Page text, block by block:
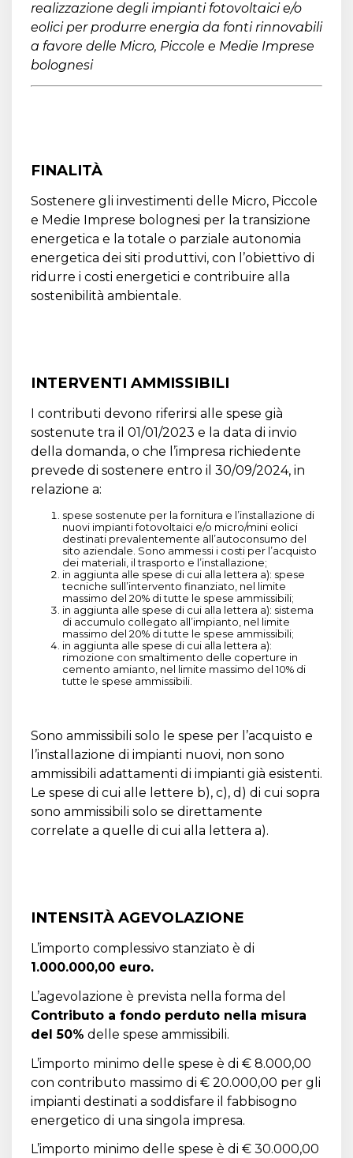
realizzazione degli impianti fotovoltaici e/o
eolici per produrre energia da fonti rinnovabili
a favore delle Micro, Piccole e Medie Imprese
bolognesi
FINALITÀ
Sostenere gli investimenti delle Micro, Piccole
e Medie Imprese bolognesi per la transizione
energetica e la totale o parziale autonomia
energetica dei siti produttivi, con l’obiettivo di
ridurre i costi energetici e contribuire alla
sostenibilità ambientale.
INTERVENTI AMMISSIBILI
I contributi devono riferirsi alle spese già
sostenute tra il 01/01/2023 e la data di invio
della domanda, o che l’impresa richiedente
prevede di sostenere entro il 30/09/2024, in
relazione a:
spese sostenute per la fornitura e l’installazione di
nuovi impianti fotovoltaici e/o micro/mini eolici
destinati prevalentemente all’autoconsumo del
sito aziendale. Sono ammessi i costi per l’acquisto
dei materiali, il trasporto e l’installazione;
in aggiunta alle spese di cui alla lettera a): spese
tecniche sull’intervento finanziato, nel limite
massimo del 20% di tutte le spese ammissibili;
in aggiunta alle spese di cui alla lettera a): sistema
di accumulo collegato all’impianto, nel limite
massimo del 20% di tutte le spese ammissibili;
in aggiunta alle spese di cui alla lettera a):
rimozione con smaltimento delle coperture in
cemento amianto, nel limite massimo del 10% di
tutte le spese ammissibili.
Sono ammissibili solo le spese per l’acquisto e
l’installazione di impianti nuovi, non sono
ammissibili adattamenti di impianti già esistenti.
Le spese di cui alle lettere b), c), d) di cui sopra
sono ammissibili solo se direttamente
correlate a quelle di cui alla lettera a).
INTENSITÀ AGEVOLAZIONE
L’importo complessivo stanziato è di
1.000.000,00 euro.
L’agevolazione è prevista nella forma del
Contributo a fondo perduto nella misura
del 50% delle spese ammissibili.
L’importo minimo delle spese è di € 8.000,00
con contributo massimo di € 20.000,00 per gli
impianti destinati a soddisfare il fabbisogno
energetico di una singola impresa.
L’importo minimo delle spese è di € 30.000,00